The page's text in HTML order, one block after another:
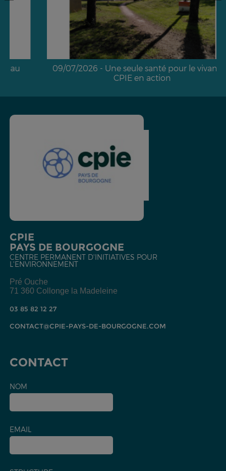
09/07/2026 - Une seule santé pour le vivant : le
CPIE en action
CPIE
PAYS DE BOURGOGNE
CENTRE PERMANENT D'INITIATIVES POUR
L'ENVIRONNEMENT
Pré Ouche
71 360 Collonge la Madeleine
03 85 82 12 27
CONTACT@CPIE-PAYS-DE-BOURGOGNE.COM
CONTACT
NOM
EMAIL